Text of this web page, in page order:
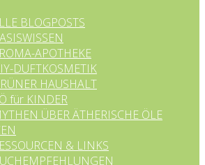
BLOGPOSTS
APOTHEKE
DUFTKOSMETIK
HAUSHALT
für KINDER
ÜBER ÄTHERISCHE ÖLE
& LINKS